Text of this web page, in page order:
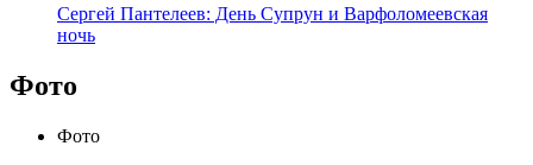
Сергей Пантелеев: День Супрун и Варфоломеевская
ночь
Фото
Фото